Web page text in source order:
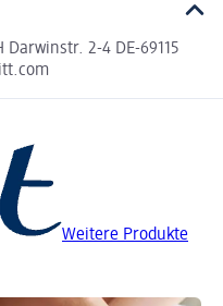
2-4 DE-69115
Weitere Produkte